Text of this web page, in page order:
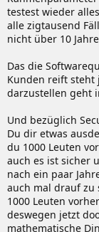
testest wieder
alle zigtausend
nicht über 10
Das die
Kunden reift steht
darzustellen geht
Und bezüglich
Du dir etwas
du 1000 Leuten
auch es ist sicher
nach ein paar
auch mal drauf zu
1000 Leuten
deswegen jetzt
mathematische